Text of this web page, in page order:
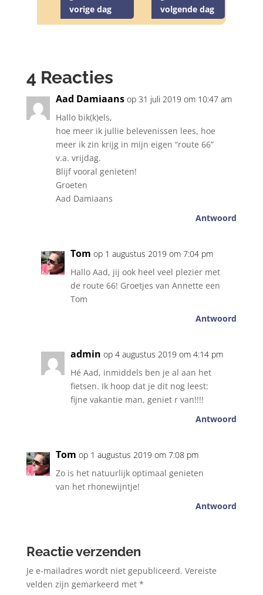
vorige dag
volgende dag
4 Reacties
Aad Damiaans op 31 juli 2019 om 10:47 am
Hallo bik(k)els,
hoe meer ik jullie belevenissen lees, hoe
meer ik zin krijg in mijn eigen “route 66”
v.a. vrijdag.
Blijf vooral genieten!
Groeten
Aad Damiaans
Antwoord
Tom op 1 augustus 2019 om 7:04 pm
Hallo Aad, jij ook heel veel plezier met
de route 66! Groetjes van Annette een
Tom
Antwoord
admin op 4 augustus 2019 om 4:14 pm
Hé Aad, inmiddels ben je al aan het
fietsen. Ik hoop dat je dit nog leest:
fijne vakantie man, geniet r van!!!!
Antwoord
Tom op 1 augustus 2019 om 7:08 pm
Zo is het natuurlijk optimaal genieten
van het rhonewijntje!
Antwoord
Reactie verzenden
Je e-mailadres wordt niet gepubliceerd. Vereiste
velden zijn gemarkeerd met *